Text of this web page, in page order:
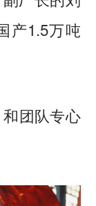
产1.5万吨
团队专心